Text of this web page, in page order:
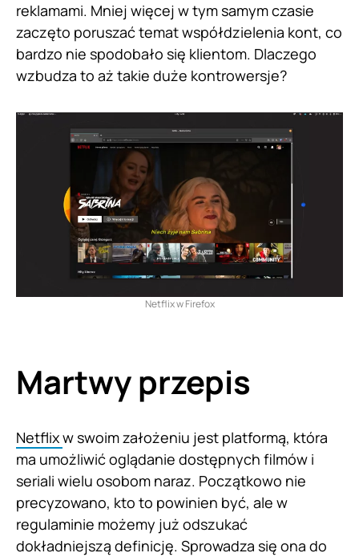
reklamami. Mniej więcej w tym samym czasie
zaczęto poruszać temat współdzielenia kont, co
bardzo nie spodobało się klientom. Dlaczego
wzbudza to aż takie duże kontrowersje?
Netflix w Firefox
Martwy przepis
Netflixw swoim założeniu jest platformą, która
ma umożliwić oglądanie dostępnych filmów i
seriali wielu osobom naraz. Początkowo nie
precyzowano, kto to powinien być, ale w
regulaminie możemy już odszukać
dokładniejszą definicję. Sprowadza się ona do